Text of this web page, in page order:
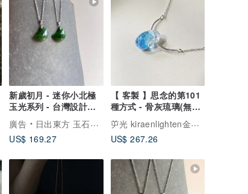
新歲初月 - 迷你小北極
玉光系列 - 台灣設計雕
刻之翠玉項鍊
廣告
日出東方 玉石作坊 Oriental Sunrise
US$ 169.27
【 客製 】思念的第101
種方式 - 骨灰琉璃(無包
鑲款)
屰光 kiraenlighten金工實驗室
US$ 267.26